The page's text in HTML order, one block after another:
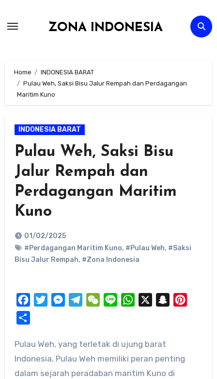
ZONA INDONESIA
Home
INDONESIA BARAT
Pulau Weh, Saksi Bisu Jalur Rempah dan Perdagangan
Maritim Kuno
INDONESIA BARAT
Pulau Weh, Saksi Bisu
Jalur Rempah dan
Perdagangan Maritim
Kuno
01/02/2025
#Perdagangan Maritim Kuno, #Pulau Weh, #Saksi
Bisu Jalur Rempah, #Zona Indonesia
FacebookTwitterMessengerTelegramWeChat
Line WhatsApp Snapchat
Pulau Weh, yang terletak di ujung barat
Indonesia, Pulau Weh memiliki peran penting
dalam sejarah peradaban maritim Kuno di